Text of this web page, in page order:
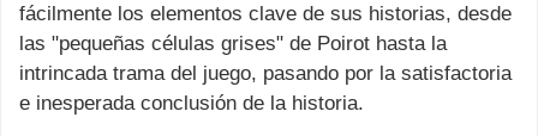
fácilmente los elementos clave de sus historias, desde
las "pequeñas células grises" de Poirot hasta la
intrincada trama del juego, pasando por la satisfactoria
e inesperada conclusión de la historia.